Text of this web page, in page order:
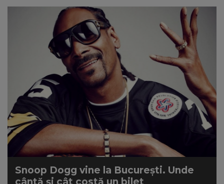
Snoop Dogg vine la București. Unde